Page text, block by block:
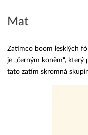
Mat
Zatímco boom lesklých
je „černým koněm“, který
tato zatím skromná